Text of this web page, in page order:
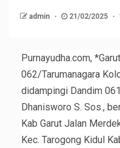
admin 21/02/2025
Purnayudha.com,
062/Tarumanagara
didampingi Dandim
Dhanisworo S. Sos.,
Kab Garut Jalan
Kec. Tarogong Kidul